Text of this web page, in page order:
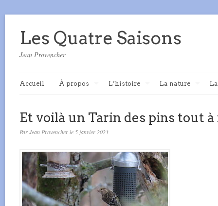
Les Quatre Saisons
Jean Provencher
Accueil À propos L’histoire La nature
Et voilà un Tarin des pins tout à
Par Jean Provencher le 5 janvier 2023